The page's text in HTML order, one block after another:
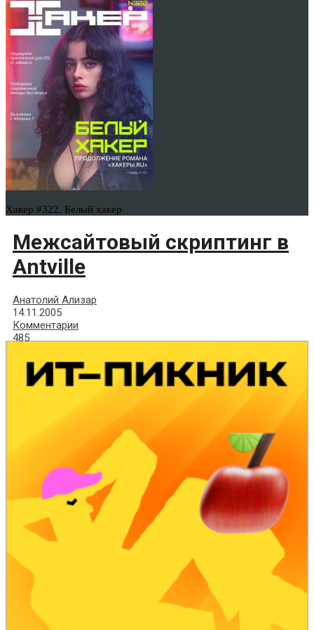
Хакер #322. Белый хакер
Межсайтовый скриптинг в
Antville
Анатолий Ализар
14.11.2005
Комментарии
485